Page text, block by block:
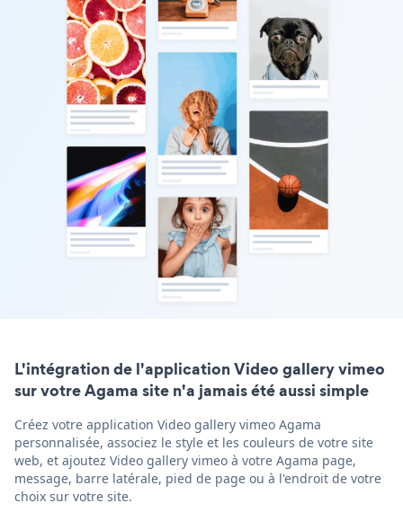
L'intégration de l'application Video gallery vimeo
sur votre Agama site n'a jamais été aussi simple
Créez votre application Video gallery vimeo Agama
personnalisée, associez le style et les couleurs de votre site
web, et ajoutez Video gallery vimeo à votre Agama page,
message, barre latérale, pied de page ou à l'endroit de votre
choix sur votre site.